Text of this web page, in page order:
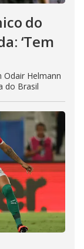
do
‘Tem
Helmann
do Brasil